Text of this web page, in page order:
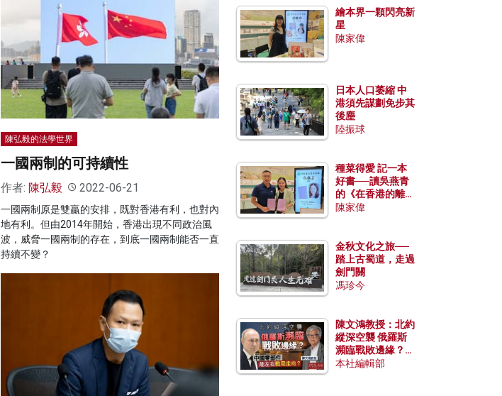
陳弘毅的法學世界
一國兩制的可持續性
作者: 陳弘毅 2022-06-21
一國兩制原是雙贏的安排，既對香港有利，也對內
地有利。但由2014年開始，香港出現不同政治風
波，威脅一國兩制的存在，到底一國兩制能否一直
持續不變？
繪本界一顆閃亮新
星
陳家偉
日本人口萎縮 中
港須先謀劃免步其
後塵
陸振球
種菜得愛 記一本
好書──讀吳燕青
的《在香港的離島
種菜》
陳家偉
金秋文化之旅──
踏上古蜀道，走過
劍門關
馮珍今
陳文鴻教授：北約
縱深空襲 俄羅斯
瀕臨戰敗邊緣？中
國零部件能左右戰
本社編輯部